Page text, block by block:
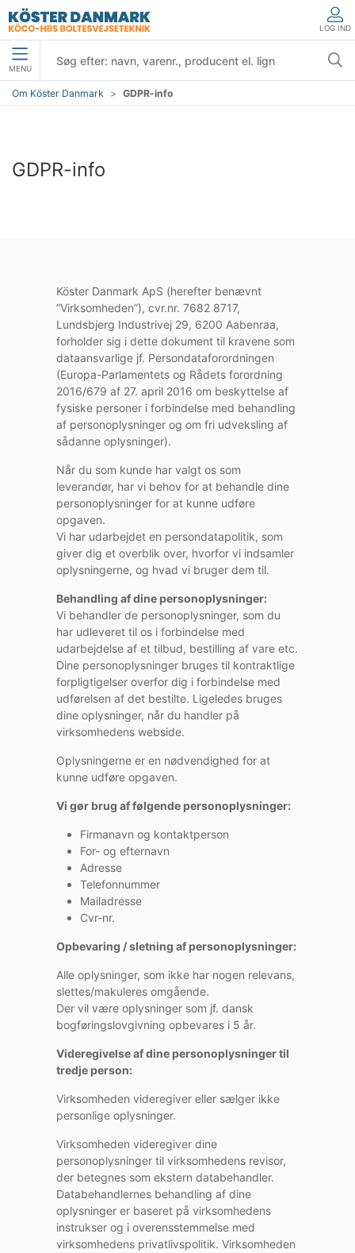
LOG IND
MENU
Om Köster Danmark GDPR-info
GDPR-info
Köster Danmark ApS (herefter benævnt
”Virksomheden”), cvr.nr. 7682 8717,
Lundsbjerg Industrivej 29, 6200 Aabenraa,
forholder sig i dette dokument til kravene som
dataansvarlige jf. Persondataforordningen
(Europa-Parlamentets og Rådets forordning
2016/679 af 27. april 2016 om beskyttelse af
fysiske personer i forbindelse med behandling
af personoplysninger og om fri udveksling af
sådanne oplysninger).
Når du som kunde har valgt os som
leverandør, har vi behov for at behandle dine
personoplysninger for at kunne udføre
opgaven.
Vi har udarbejdet en persondatapolitik, som
giver dig et overblik over, hvorfor vi indsamler
oplysningerne, og hvad vi bruger dem til.
Behandling af dine personoplysninger:
Vi behandler de personoplysninger, som du
har udleveret til os i forbindelse med
udarbejdelse af et tilbud, bestilling af vare etc.
Dine personoplysninger bruges til kontraktlige
forpligtigelser overfor dig i forbindelse med
udførelsen af det bestilte. Ligeledes bruges
dine oplysninger, når du handler på
virksomhedens webside.
Oplysningerne er en nødvendighed for at
kunne udføre opgaven.
Vi gør brug af følgende personoplysninger:
Firmanavn og kontaktperson
For- og efternavn
Adresse
Telefonnummer
Mailadresse
Cvr-nr.
Opbevaring / sletning af personoplysninger:
Alle oplysninger, som ikke har nogen relevans,
slettes/makuleres omgående.
Der vil være oplysninger som jf. dansk
bogføringslovgivning opbevares i 5 år.
Videregivelse af dine personoplysninger til
tredje person:
Virksomheden videregiver eller sælger ikke
personlige oplysninger.
Virksomheden videregiver dine
personoplysninger til virksomhedens revisor,
der betegnes som ekstern databehandler.
Databehandlernes behandling af dine
oplysninger er baseret på virksomhedens
instrukser og i overensstemmelse med
virksomhedens privatlivspolitik. Virksomheden